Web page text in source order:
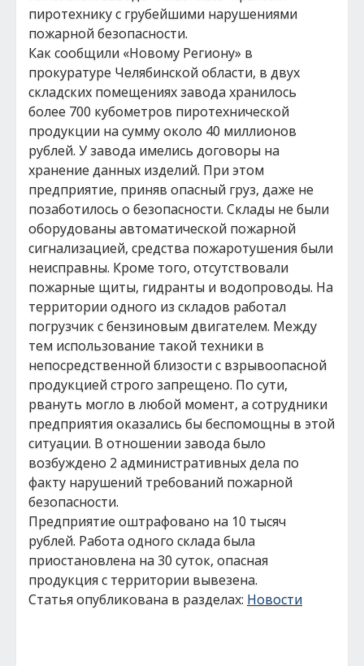
пиротехнику с грубейшими нарушениями
пожарной безопасности.
Как сообщили «Новому Региону» в
прокуратуре Челябинской области, в двух
складских помещениях завода хранилось
более 700 кубометров пиротехнической
продукции на сумму около 40 миллионов
рублей. У завода имелись договоры на
хранение данных изделий. При этом
предприятие, приняв опасный груз, даже не
позаботилось о безопасности. Склады не были
оборудованы автоматической пожарной
сигнализацией, средства пожаротушения были
неисправны. Кроме того, отсутствовали
пожарные щиты, гидранты и водопроводы. На
территории одного из складов работал
погрузчик с бензиновым двигателем. Между
тем использование такой техники в
непосредственной близости с взрывоопасной
продукцией строго запрещено. По сути,
рвануть могло в любой момент, а сотрудники
предприятия оказались бы беспомощны в этой
ситуации. В отношении завода было
возбуждено 2 административных дела по
факту нарушений требований пожарной
безопасности.
Предприятие оштрафовано на 10 тысяч
рублей. Работа одного склада была
приостановлена на 30 суток, опасная
продукция с территории вывезена.
Статья опубликована в разделах: Новости